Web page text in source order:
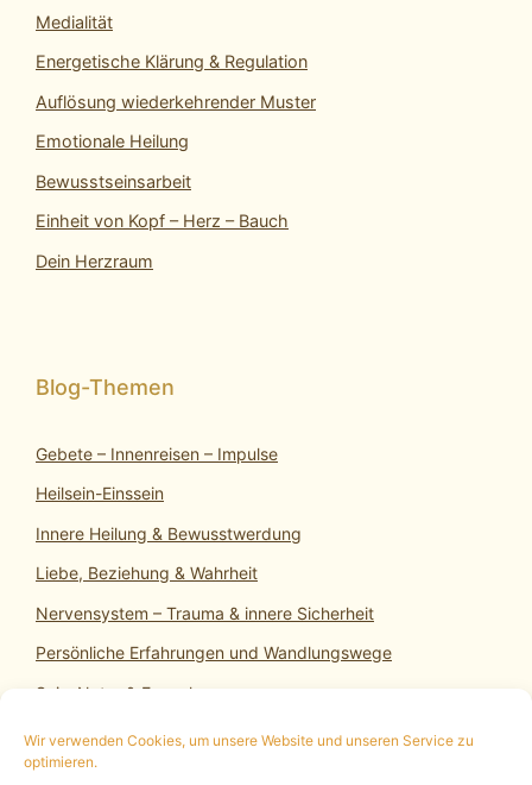
Wir verwenden Cookies, um unsere Website und unseren Service zu
optimieren.
Medialität
Energetische Klärung & Regulation
Auflösung wiederkehrender Muster
Emotionale Heilung
Bewusstseinsarbeit
Einheit von Kopf – Herz – Bauch
Dein Herzraum
Gebete – Innenreisen – Impulse
Heilsein-Einssein
Innere Heilung & Bewusstwerdung
Liebe, Beziehung & Wahrheit
Nervensystem – Trauma & innere Sicherheit
Persönliche Erfahrungen und Wandlungswege
SeinsNatur & Erwachen